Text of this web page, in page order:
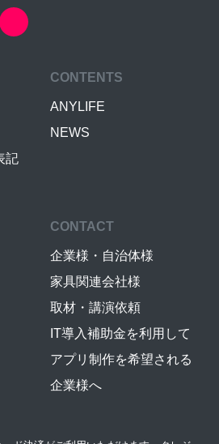
記
CONTENTS
ANYLIFE
NEWS
CONTACT
企業様・自治体様
家具関連会社様
取材・講演依頼
IT導入補助金を利用して
アプリ制作を希望される
企業様へ